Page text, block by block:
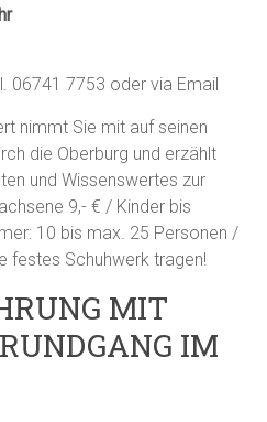
06741 7753 oder via Email
nimmt Sie mit auf seinen
die Oberburg und erzählt
und Wissenswertes zur
9,- € / Kinder bis
10 bis max. 25 Personen /
festes Schuhwerk tragen!
MIT
IM